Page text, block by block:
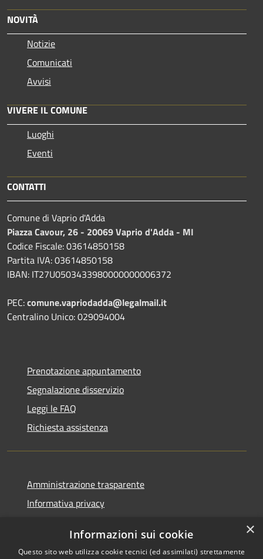
NOVITÀ
Notizie
Comunicati
Avvisi
VIVERE IL COMUNE
Luoghi
Eventi
CONTATTI
Comune di Vaprio d'Adda
Piazza Cavour, 26 - 20069 Vaprio d'Adda - MI
Codice Fiscale: 03614850158
Partita IVA: 03614850158
IBAN: IT27U0503433980000000006372
PEC:comune.vapriodadda@legalmail.it
Centralino Unico: 029094004
Prenotazione appuntamento
Segnalazione disservizio
Leggi le FAQ
Richiesta assistenza
Amministrazione trasparente
Informativa privacy
Dichiarazione di accessibilità
×
Informazioni sui cookie
Questo sito web utilizza cookie tecnici (ed assimilati) strettamente